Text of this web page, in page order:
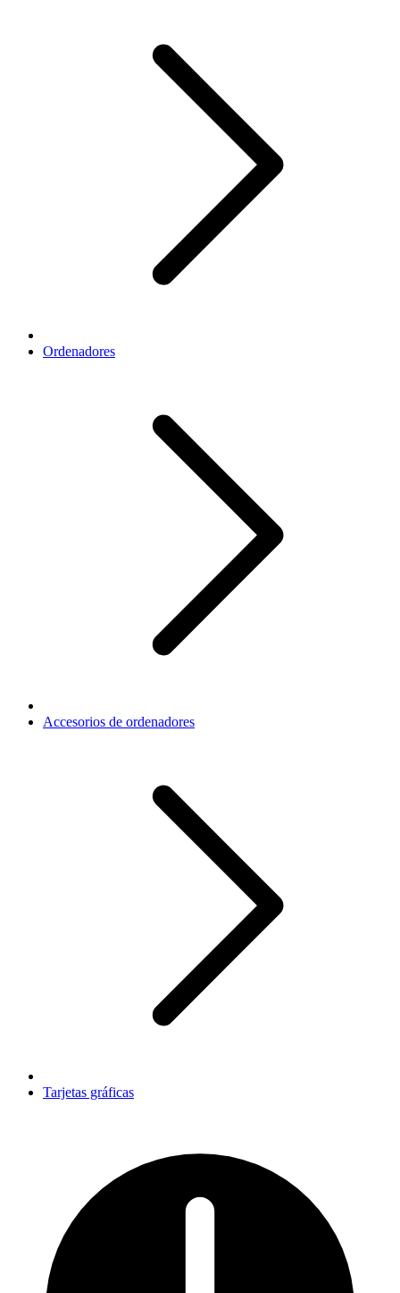
Ordenadores
Accesorios de ordenadores
Tarjetas gráficas